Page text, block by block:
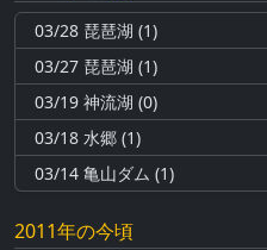
03/28 琵琶湖 (1)
03/27 琵琶湖 (1)
03/19 神流湖 (0)
03/18 水郷 (1)
03/14 亀山ダム (1)
2011年の今頃